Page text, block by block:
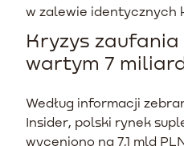
w zalewie identycznych
Kryzys
wartym 7
Według informacji
Insider, polski rynek
wyceniono na 7,1 mld